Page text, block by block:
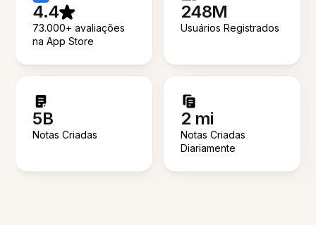
4.4
73.000+ avaliações
na App Store
248M
Usuários Registrados
5B
Notas Criadas
2 mi
Notas Criadas
Diariamente